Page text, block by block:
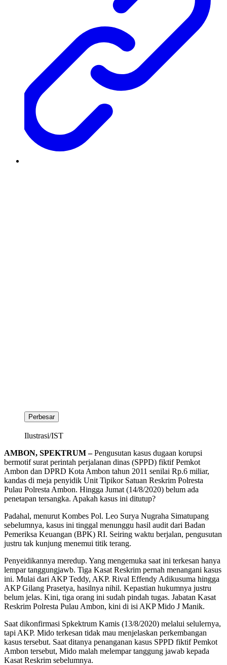
Perbesar
Ilustrasi/IST
AMBON, SPEKTRUM –Pengusutan kasus dugaan korupsi
bermotif surat perintah perjalanan dinas (SPPD) fiktif Pemkot
Ambon dan DPRD Kota Ambon tahun 2011 senilai Rp.6 miliar,
kandas di meja penyidik Unit Tipikor Satuan Reskrim Polresta
Pulau Polresta Ambon. Hingga Jumat (14/8/2020) belum ada
penetapan tersangka. Apakah kasus ini ditutup?
Padahal, menurut Kombes Pol. Leo Surya Nugraha Simatupang
sebelumnya, kasus ini tinggal menunggu hasil audit dari Badan
Pemeriksa Keuangan (BPK) RI. Seiring waktu berjalan, pengusutan
justru tak kunjung menemui titik terang.
Penyeidikannya meredup. Yang mengemuka saat ini terkesan hanya
lempar tanggungjawb. Tiga Kasat Reskrim pernah menangani kasus
ini. Mulai dari AKP Teddy, AKP. Rival Effendy Adikusuma hingga
AKP Gilang Prasetya, hasilnya nihil. Kepastian hukumnya justru
belum jelas. Kini, tiga orang ini sudah pindah tugas. Jabatan Kasat
Reskrim Polresta Pulau Ambon, kini di isi AKP Mido J Manik.
Saat dikonfirmasi Spkektrum Kamis (13/8/2020) melalui selulernya,
tapi AKP. Mido terkesan tidak mau menjelaskan perkembangan
kasus tersebut. Saat ditanya penanganan kasus SPPD fiktif Pemkot
Ambon tersebut, Mido malah melempar tanggung jawab kepada
Kasat Reskrim sebelumnya.